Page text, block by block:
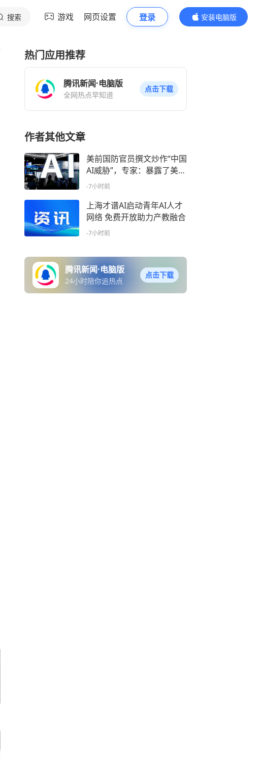
搜索 游戏 网页设置 登录
安装电脑版
内容更精彩
热门应用推荐
腾讯新闻·电脑版
全网热点早知道
点击下载
作者其他文章
美前国防官员撰文炒作“中国
AI威胁”，专家：暴露了美方
焦虑感，贼喊捉贼
-7小时前
上海才谱AI启动青年AI人才
网络 免费开放助力产教融合
-7小时前
腾讯新闻·电脑版
24小时陪你追热点
点击下载